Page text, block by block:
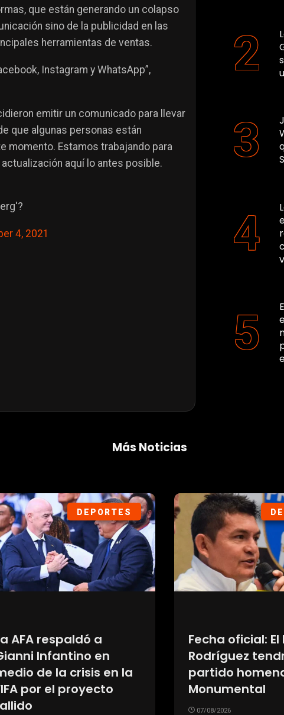
que están generando un colapso
sino de la publicidad en las
herramientas de ventas.
Instagram y WhatsApp”,
emitir un comunicado para llevar
que algunas personas están
momento. Estamos trabajando para
aquí lo antes posible.
4, 2021
Más Noticias
DEPORTES
AFA respaldó a
Infantino en
de la crisis en la
por el proyecto
Fecha oficial: El
Rodríguez tendrá
partido
Monumental
07/08/2026